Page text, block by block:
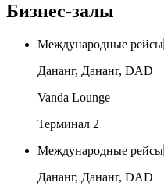
Бизнес-залы
Международные рейсы
Дананг, Дананг, DAD
Vanda Lounge
Терминал 2
Международные рейсы
Дананг, Дананг, DAD